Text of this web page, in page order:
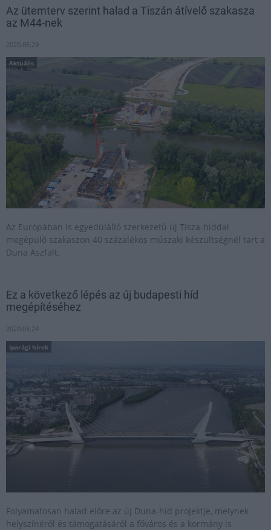
Az ütemterv szerint halad a Tiszán átívelő szakasza
az M44-nek
2020.05.29
Aktuális
Az Európában is egyedülálló szerkezetű új Tisza-híddal
megépülő szakaszon 40 százalékos műszaki készültségnél tart a
Duna Aszfalt.
Ez a következő lépés az új budapesti híd
megépítéséhez
2020.03.24
Iparági hírek
Folyamatosan halad előre az új Duna-híd projektje, melynek
helyszínéről és támogatásáról a főváros és a kormány is